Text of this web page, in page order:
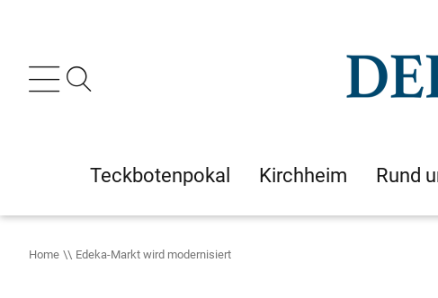
Teckbotenpokal Kirchheim Rund
Home Edeka-Markt wird modernisiert